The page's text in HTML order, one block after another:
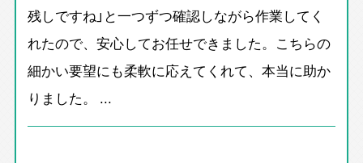
残しですね」と一つずつ確認しながら作業してく
れたので、安心してお任せできました。こちらの
細かい要望にも柔軟に応えてくれて、本当に助か
りました。 ...